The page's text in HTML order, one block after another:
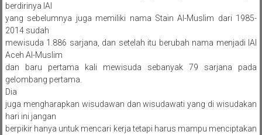
berdirinya IAI
yang sebelumnya juga memiliki nama Stain Al-Muslim dari 1985-
2014 sudah
mewisuda 1.886 sarjana, dan setelah itu berubah nama menjadi IAI
Aceh Al-Muslim
dan baru pertama kali mewisuda sebanyak 79 sarjana pada
gelombang pertama.
Dia
juga mengharapkan wisudawan dan wisudawati yang di wisudakan
hari ini jangan
berpikir hanya untuk mencari kerja tetapi harus mampu menciptakan